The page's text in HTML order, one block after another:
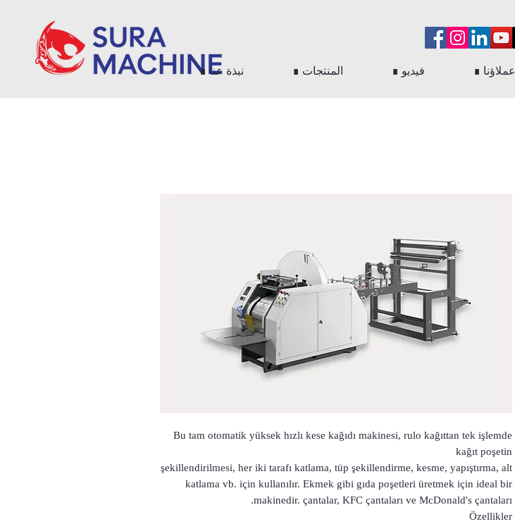
∎ نبذة عنا ∎ المنتجات ∎ فيديو ∎ عملاؤنا
Bu tam otomatik yüksek hızlı kese kağıdı makinesi, rulo kağıttan tek işlemde
kağıt poşetin
şekillendirilmesi, her iki tarafı katlama, tüp şekillendirme, kesme, yapıştırma, alt
katlama vb. için kullanılır. Ekmek gibi gıda poşetleri üretmek için ideal bir
makinedir. çantalar, KFC çantaları ve McDonald's çantaları.
Özellikler